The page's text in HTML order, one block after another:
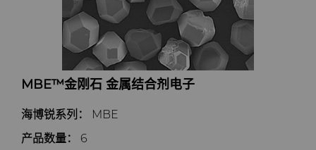
MBE™金刚石 金属结合剂电子
海博锐系列：
MBE
产品数量：
6